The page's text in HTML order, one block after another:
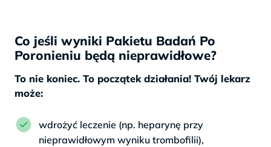
Co jeśli wyniki Pakietu Badań Po
Poronieniu będą nieprawidłowe?
To nie koniec. To początek działania! Twój lekarz
może:
wdrożyć leczenie (np. heparynę przy
nieprawidłowym wyniku trombofilii),